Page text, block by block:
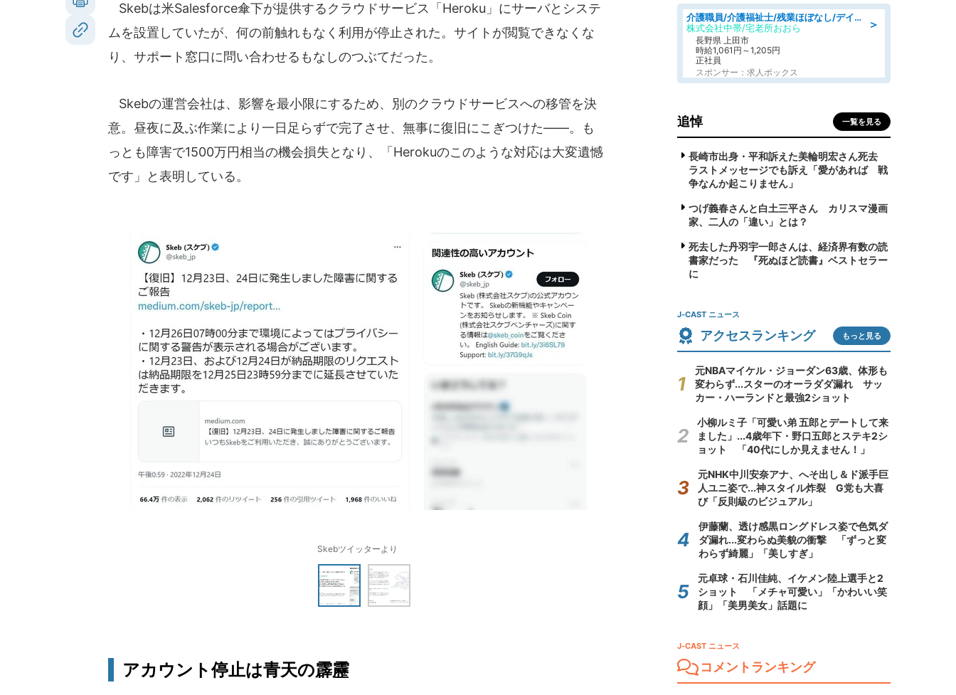
Skebは米Salesforce傘下が提供するクラウドサービス「Heroku」にサーバとシステ
ムを設置していたが、何の前触れもなく利用が停止された。サイトが閲覧できなくな
り、サポート窓口に問い合わせるもなしのつぶてだった。
Skebの運営会社は、影響を最小限にするため、別のクラウドサービスへの移管を決
意。昼夜に及ぶ作業により一日足らずで完了させ、無事に復旧にこぎつけた――。も
っとも障害で1500万円相当の機会損失となり、「Herokuのこのような対応は大変遺憾
です」と表明している。
Skebツイッターより
アカウント停止は青天の霹靂
＞
介護職員/介護福祉士/残業ほぼなし/デイサービスの介護士/日勤のみ
株式会社中帯/宅老所おおら
長野県 上田市
時給1,061円～1,205円
正社員
スポンサー：求人ボックス
追悼 一覧を見る
長崎市出身・平和訴えた美輪明宏さん死去
ラストメッセージでも訴え「愛があれば 戦
争なんか起こりません」
つげ義春さんと白土三平さん カリスマ漫画
家、二人の「違い」とは？
死去した丹羽宇一郎さんは、経済界有数の読
書家だった 『死ぬほど読書』ベストセラー
に
J-CAST ニュース
アクセスランキング もっと見る
元NBAマイケル・ジョーダン63歳、体形も
変わらず...スターのオーラダダ漏れ サッ
カー・ハーランドと最強2ショット
小柳ルミ子「可愛い弟 五郎とデートして来
ました」...4歳年下・野口五郎とステキ2シ
ョット 「40代にしか見えません！」
元NHK中川安奈アナ、へそ出し＆ド派手巨
人ユニ姿で...神スタイル炸裂 G党も大喜
び「反則級のビジュアル」
伊藤蘭、透け感黒ロングドレス姿で色気ダ
ダ漏れ...変わらぬ美貌の衝撃 「ずっと変
わらず綺麗」「美しすぎ」
元卓球・石川佳純、イケメン陸上選手と2
ショット 「メチャ可愛い」「かわいい笑
顔」「美男美女」話題に
J-CAST ニュース
コメントランキング